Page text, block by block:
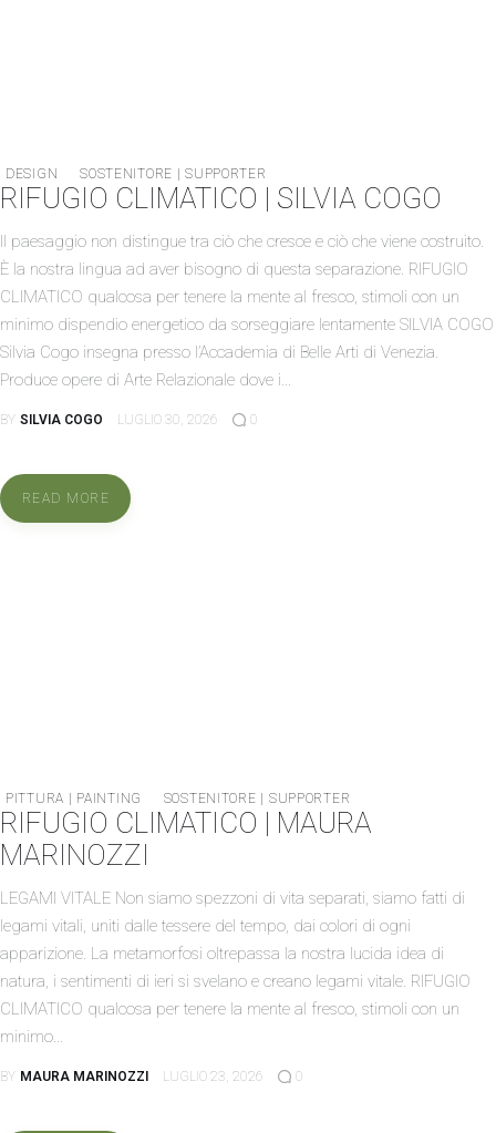
HOME
CANTIERE METABOX
ORDINARY DAYS
INFO
MTBX004
DESIGN SOSTENITORE | SUPPORTER
RIFUGIO CLIMATICO | SILVIA COGO
Il paesaggio non distingue tra ciò che cresce e ciò che viene costruito.
È la nostra lingua ad aver bisogno di questa separazione. RIFUGIO
CLIMATICO qualcosa per tenere la mente al fresco, stimoli con un
minimo dispendio energetico da sorseggiare lentamente SILVIA COGO
Silvia Cogo insegna presso l’Accademia di Belle Arti di Venezia.
Produce opere di Arte Relazionale dove i…
BY SILVIA COGO LUGLIO 30, 2026 0
READ MORE
PITTURA | PAINTING SOSTENITORE | SUPPORTER
RIFUGIO CLIMATICO | MAURA
MARINOZZI
LEGAMI VITALE Non siamo spezzoni di vita separati, siamo fatti di
legami vitali, uniti dalle tessere del tempo, dai colori di ogni
apparizione. La metamorfosi oltrepassa la nostra lucida idea di
natura, i sentimenti di ieri si svelano e creano legami vitale. RIFUGIO
CLIMATICO qualcosa per tenere la mente al fresco, stimoli con un
minimo…
BY MAURA MARINOZZI LUGLIO 23, 2026 0